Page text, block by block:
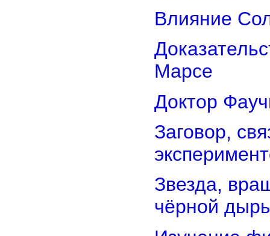
Влияние
Марсе
Доктор
Заговор,
Звезда,
чёрной